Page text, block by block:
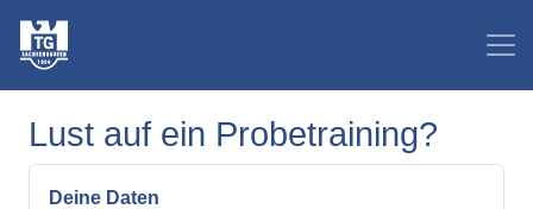
Lust auf ein Probetraining?
Deine Daten